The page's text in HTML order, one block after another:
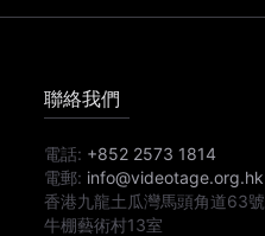
聯絡我們
電話: +852 2573 1814
電郵: info@videotage.org.hk
香港九龍土瓜灣馬頭角道63號
牛棚藝術村13室